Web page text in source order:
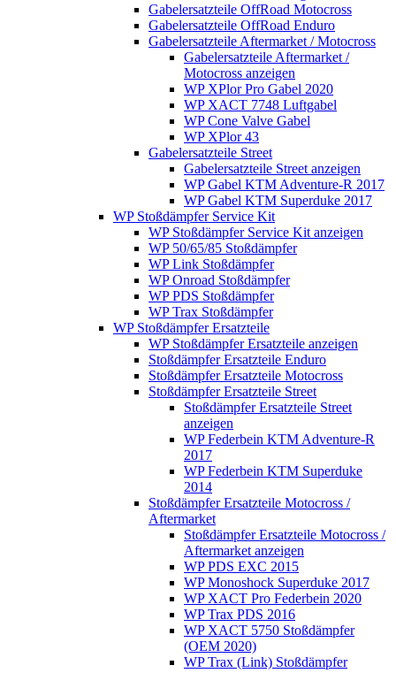
Gabelersatzteile OffRoad Motocross
Gabelersatzteile OffRoad Enduro
Gabelersatzteile Aftermarket / Motocross
Gabelersatzteile Aftermarket /
Motocross anzeigen
WP XPlor Pro Gabel 2020
WP XACT 7748 Luftgabel
WP Cone Valve Gabel
WP XPlor 43
Gabelersatzteile Street
Gabelersatzteile Street anzeigen
WP Gabel KTM Adventure-R 2017
WP Gabel KTM Superduke 2017
WP Stoßdämpfer Service Kit
WP Stoßdämpfer Service Kit anzeigen
WP 50/65/85 Stoßdämpfer
WP Link Stoßdämpfer
WP Onroad Stoßdämpfer
WP PDS Stoßdämpfer
WP Trax Stoßdämpfer
WP Stoßdämpfer Ersatzteile
WP Stoßdämpfer Ersatzteile anzeigen
Stoßdämpfer Ersatzteile Enduro
Stoßdämpfer Ersatzteile Motocross
Stoßdämpfer Ersatzteile Street
Stoßdämpfer Ersatzteile Street
anzeigen
WP Federbein KTM Adventure-R
2017
WP Federbein KTM Superduke
2014
Stoßdämpfer Ersatzteile Motocross /
Aftermarket
Stoßdämpfer Ersatzteile Motocross /
Aftermarket anzeigen
WP PDS EXC 2015
WP Monoshock Superduke 2017
WP XACT Pro Federbein 2020
WP Trax PDS 2016
WP XACT 5750 Stoßdämpfer
(OEM 2020)
WP Trax (Link) Stoßdämpfer